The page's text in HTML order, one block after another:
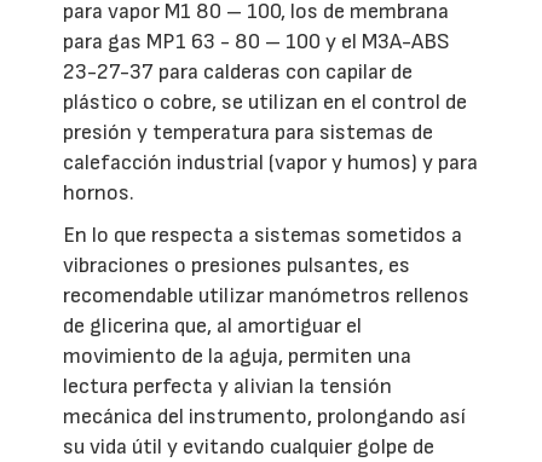
para vapor M1 80 – 100, los de membrana
para gas MP1 63 - 80 – 100 y el M3A-ABS
23-27-37 para calderas con capilar de
plástico o cobre, se utilizan en el control de
presión y temperatura para sistemas de
calefacción industrial (vapor y humos) y para
hornos.
En lo que respecta a sistemas sometidos a
vibraciones o presiones pulsantes, es
recomendable utilizar manómetros rellenos
de glicerina que, al amortiguar el
movimiento de la aguja, permiten una
lectura perfecta y alivian la tensión
mecánica del instrumento, prolongando así
su vida útil y evitando cualquier golpe de